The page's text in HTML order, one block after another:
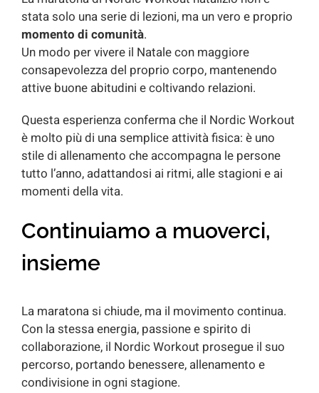
stata solo una serie di lezioni, ma un vero e proprio
momento di comunità.
Un modo per vivere il Natale con maggiore
consapevolezza del proprio corpo, mantenendo
attive buone abitudini e coltivando relazioni.
Questa esperienza conferma che il Nordic Workout
è molto più di una semplice attività fisica: è uno
stile di allenamento che accompagna le persone
tutto l’anno, adattandosi ai ritmi, alle stagioni e ai
momenti della vita.
Continuiamo a muoverci,
insieme
La maratona si chiude, ma il movimento continua.
Con la stessa energia, passione e spirito di
collaborazione, il Nordic Workout prosegue il suo
percorso, portando benessere, allenamento e
condivisione in ogni stagione.